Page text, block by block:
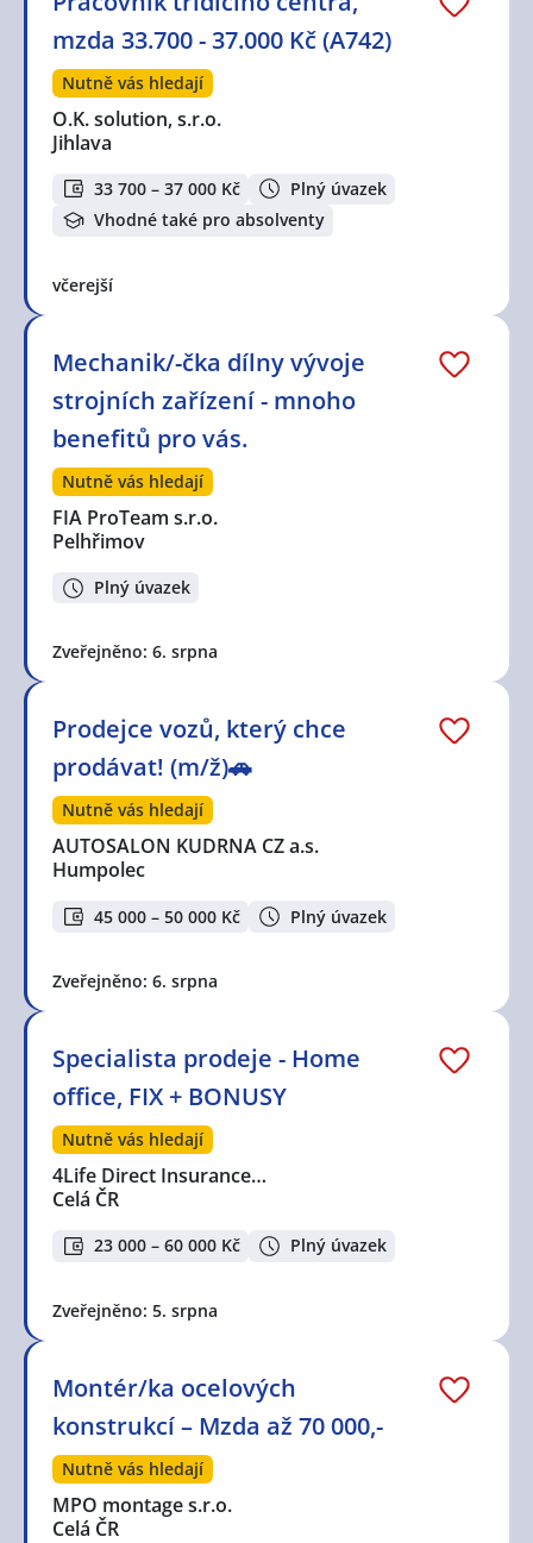
mzda 33.700 - 37.000 Kč (A742)
Nutně vás hledají
O.K. solution, s.r.o.
Jihlava
33 700 – 37 000 Kč
Plný úvazek
Vhodné také pro absolventy
včerejší
Mechanik/-čka dílny vývoje
strojních zařízení - mnoho
benefitů pro vás.
Nutně vás hledají
FIA ProTeam s.r.o.
Pelhřimov
Plný úvazek
Zveřejněno: 6. srpna
Prodejce vozů, který chce
prodávat! (m/ž)🚗
Nutně vás hledají
AUTOSALON KUDRNA CZ a.s.
Humpolec
45 000 – 50 000 Kč Plný úvazek
Zveřejněno: 6. srpna
Specialista prodeje - Home
office, FIX + BONUSY
Nutně vás hledají
4Life Direct Insurance…
Celá ČR
23 000 – 60 000 Kč Plný úvazek
Zveřejněno: 5. srpna
Montér/ka ocelových
konstrukcí – Mzda až 70 000,-
Nutně vás hledají
MPO montage s.r.o.
Celá ČR